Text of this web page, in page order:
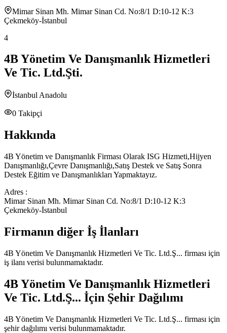
Mimar Sinan Mh. Mimar Sinan Cd. No:8/1 D:10-12 K:3
Çekmeköy-İstanbul
4
4B Yönetim Ve Danışmanlık Hizmetleri
Ve Tic. Ltd.Şti.
İstanbul Anadolu
0 Takipçi
Hakkında
4B Yönetim ve Danışmanlık Firması Olarak ISG Hizmeti,Hijyen
Danışmanlığı,Çevre Danışmanlığı,Satış Destek ve Satış Sonra
Destek Eğitim ve Danışmanlıkları Yapmaktayız.
Adres :
Mimar Sinan Mh. Mimar Sinan Cd. No:8/1 D:10-12 K:3
Çekmeköy-İstanbul
Firmanın diğer İş İlanları
4B Yönetim Ve Danışmanlık Hizmetleri Ve Tic. Ltd.Ş... firması için
iş ilanı verisi bulunmamaktadır.
4B Yönetim Ve Danışmanlık Hizmetleri
Ve Tic. Ltd.Ş... İçin Şehir Dağılımı
4B Yönetim Ve Danışmanlık Hizmetleri Ve Tic. Ltd.Ş... firması için
şehir dağılımı verisi bulunmamaktadır.